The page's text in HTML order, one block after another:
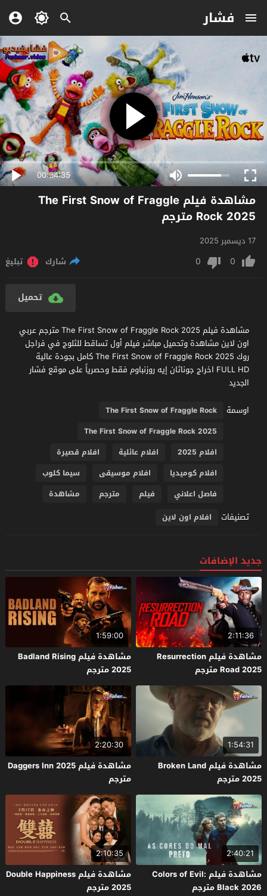
فشار
00:34:35
مشاهدة فيلم The First Snow of Fraggle
Rock 2025 مترجم
17 ديسمبر 2025
0
0 شارك تبليغ
تحميل
مشاهدة فيلم The First Snow of Fraggle Rock 2025 مترجم عربي
اون لاين مشاهدة وتحميل مباشر فيلم أول تساقط للثلوج في فراجل
روك The First Snow of Fraggle Rock 2025 كامل بجودة عالية
FULL HD اخراج جوناثان إيه روزنباوم فقط وحصرياً على موقع فشار
الجديد
اوسمة
The First Snow of Fraggle Rock
The First Snow of Fraggle Rock 2025
افلام 2025
افلام عائلية
افلام قصيرة
افلام كوميديا
افلام موسيقى
سيما كلوب
فاصل اعلاني
فيلم مترجم مشاهدة
تصنيفات افلام اون لاين
جديد الإضافات
2:11:36
مشاهدة فيلم Resurrection
Road 2025 مترجم
1:59:00
مشاهدة فيلم Badland Rising
2025 مترجم
1:54:31
مشاهدة فيلم Broken Land
2025 مترجم
2:20:30
مشاهدة فيلم Daggers Inn 2025
مترجم
2:40:21
مشاهدة فيلم Colors of Evil:
Black 2026 مترجم
2:10:35
مشاهدة فيلم Double Happiness
2025 مترجم